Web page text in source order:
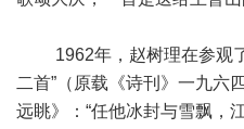
1962年，赵树理在参观了
二首”（原载《诗刊》一九六
远眺》：“任他冰封与雪飘，